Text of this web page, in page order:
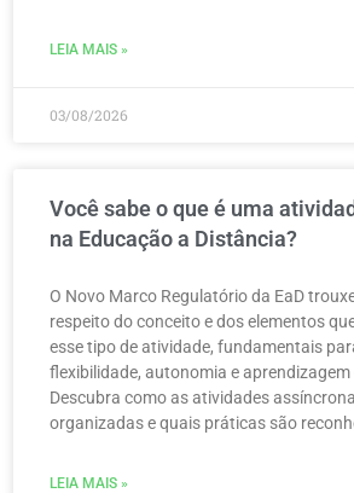
LEIA MAIS »
03/08/2026
Você sabe o que é uma
na Educação a Distância?
O Novo Marco Regulatório da EaD
respeito do conceito e dos elementos
esse tipo de atividade, fundamentais
flexibilidade, autonomia e aprendizagem
Descubra como as atividades
organizadas e quais práticas são
LEIA MAIS »